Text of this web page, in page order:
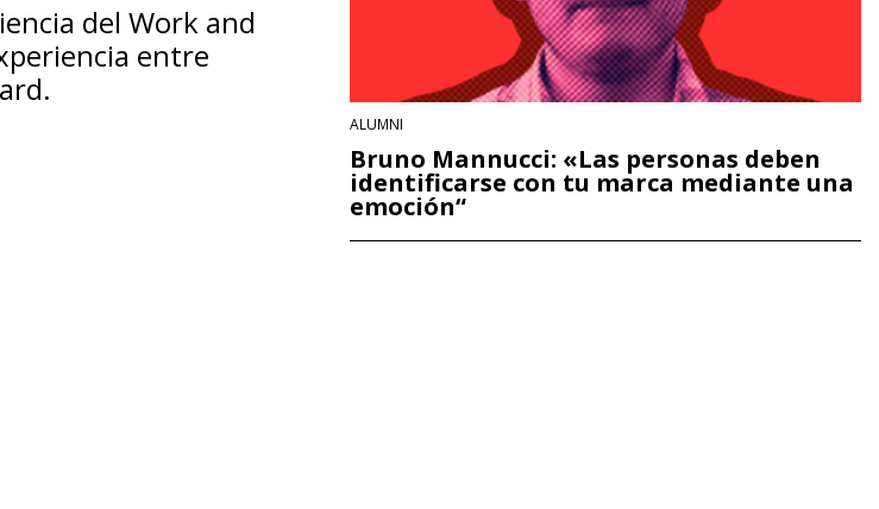
del Work and
entre
ALUMNI
Bruno Mannucci: «Las personas deben
identificarse con tu marca mediante una
emoción“